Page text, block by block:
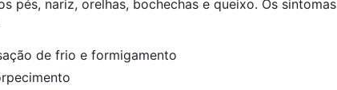
pés, nariz, orelhas, bochechas e queixo. Os sintomas
de frio e formigamento